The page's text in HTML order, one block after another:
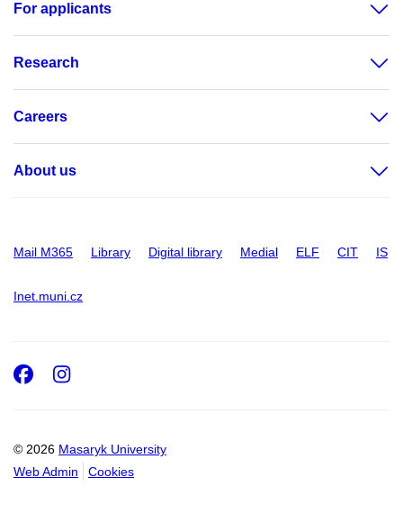
For applicants
Research
Careers
About us
Mail M365 Library Digital library Medial ELF CIT IS
Inet.muni.cz
© 2026 Masaryk University
Web Admin
Cookies
Facebook
Instagram